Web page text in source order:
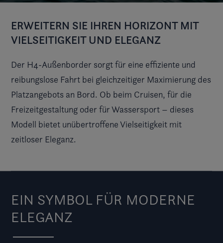
ERWEITERN SIE IHREN HORIZONT MIT
VIELSEITIGKEIT UND ELEGANZ
Der H4-Außenborder sorgt für eine effiziente und
reibungslose Fahrt bei gleichzeitiger Maximierung des
Platzangebots an Bord. Ob beim Cruisen, für die
Freizeitgestaltung oder für Wassersport – dieses
Modell bietet unübertroffene Vielseitigkeit mit
zeitloser Eleganz.
EIN SYMBOL FÜR MODERNE
ELEGANZ